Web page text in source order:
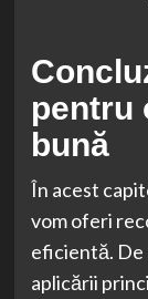
pentru
bună
În acest
vom oferi
eficientă. De
aplicării